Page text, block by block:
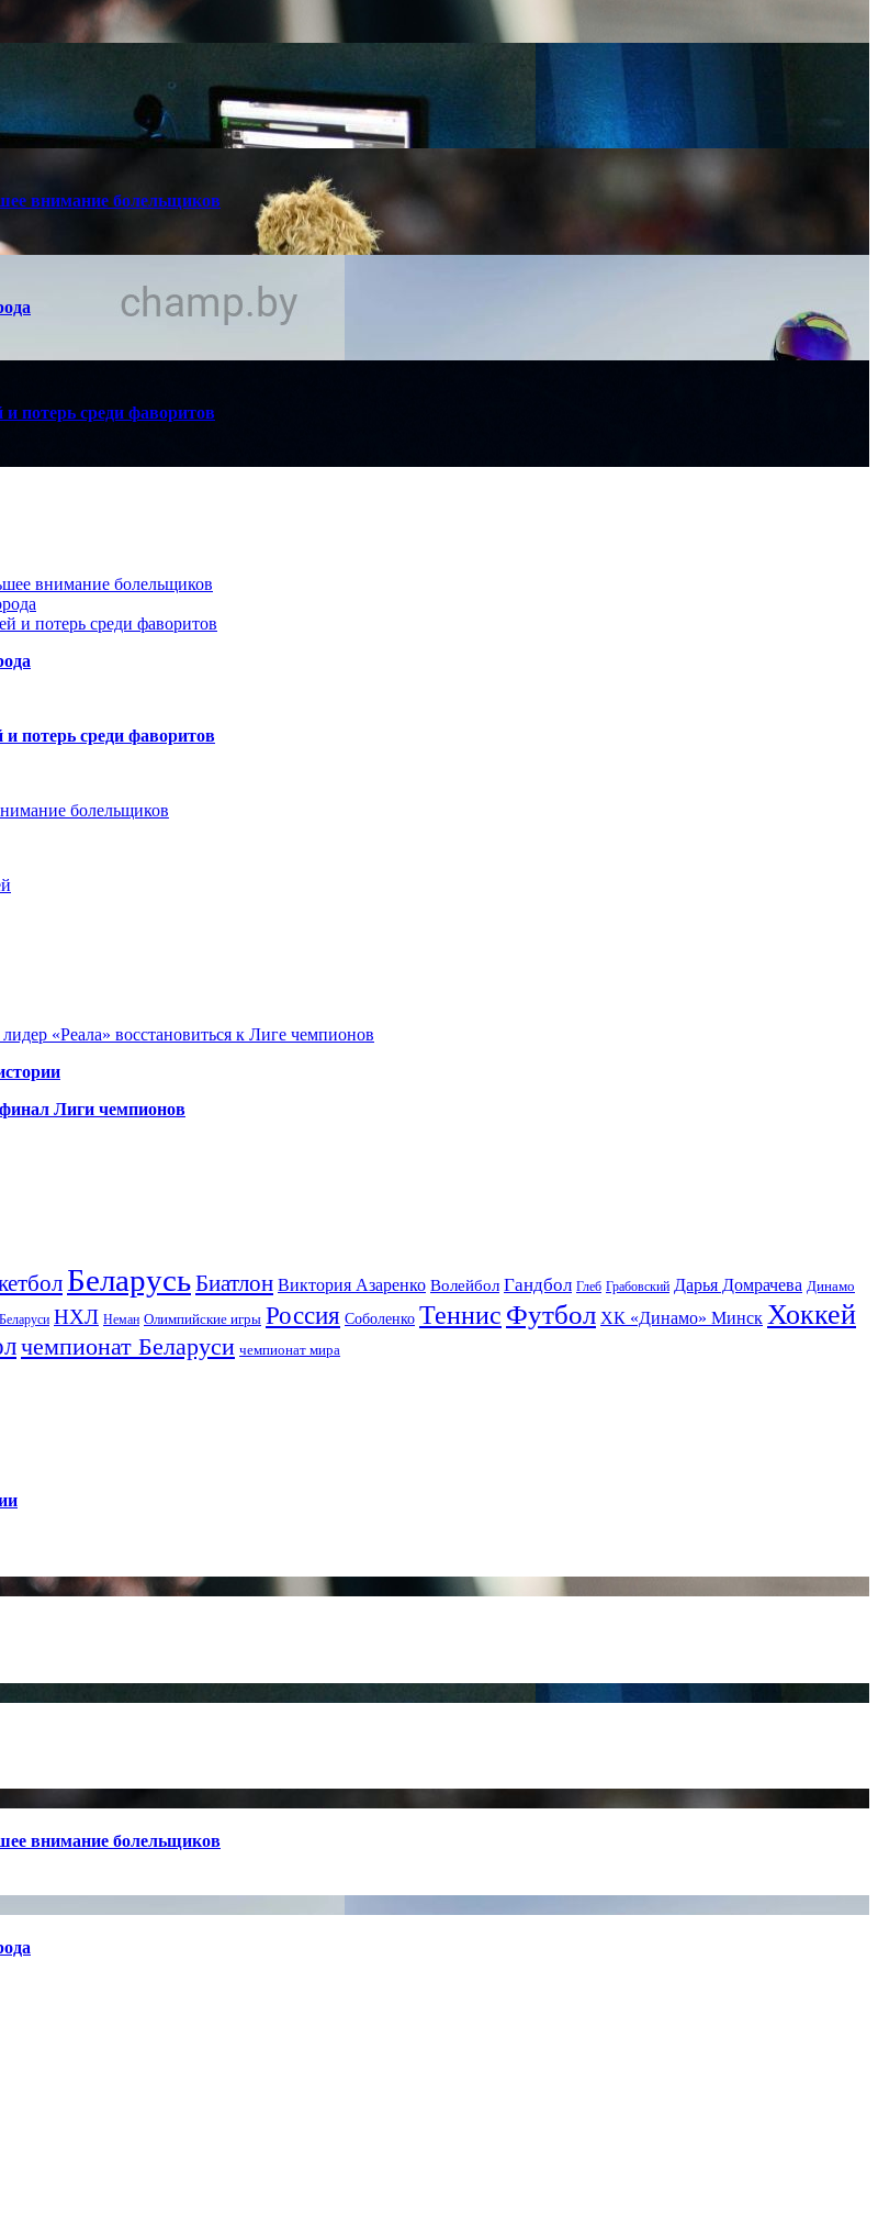
внимание болельщиков
потерь среди фаворитов
внимание болельщиков
и потерь среди фаворитов
потерь среди фаворитов
болельщиков
«Реала» восстановиться к Лиге чемпионов
Лиги чемпионов
БеларусьБиатлон Виктория Азаренко Волейбол Гандбол Глеб Грабовский Дарья Домрачева Динамо
НХЛ Неман Олимпийские игры Россия Соболенко Теннис Футбол ХК «Динамо» Минск Хоккей
чемпионат Беларуси чемпионат мира
внимание болельщиков